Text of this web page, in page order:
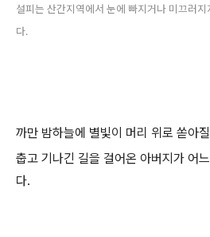
설피는 산간지역에서 눈에 빠지거나 미끄러
다.
까만 밤하늘에 별빛이 머리 위로 쏟아
춥고 기나긴 길을 걸어온 아버지가 어
다.